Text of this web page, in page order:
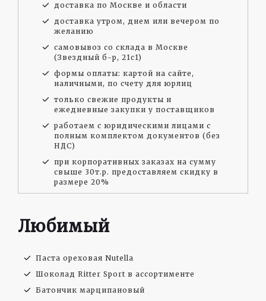
Любимый
Паста ореховая Nutella
Шоколад Ritter Sport в ассортименте
Батончик марципановый
доставка по Москве и области
доставка утром, днем или вечером по
желанию
самовывоз со склада в Москве
(Звездный б-р, 21с1)
формы оплаты: картой на сайте,
наличными, по счету для юрлиц
только свежие продукты и
ежедневные закупки у поставщиков
работаем с юридическими лицами с
полным комплектом документов (без
НДС)
при корпоративных заказах на сумму
свыше 30т.р. предоставляем скидку в
размере 20%